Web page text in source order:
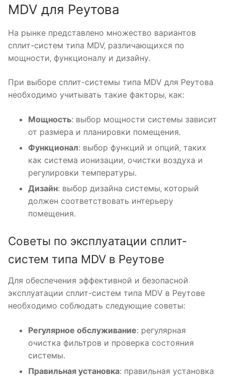
MDV для Реутова
На рынке представлено множество вариантов
сплит-систем типа MDV‚ различающихся по
мощности‚ функционалу и дизайну.
При выборе сплит-системы типа MDV для Реутова
необходимо учитывать такие факторы‚ как:
Мощность: выбор мощности системы зависит
от размера и планировки помещения.
Функционал: выбор функций и опций‚ таких
как система ионизации‚ очистки воздуха и
регулировки температуры.
Дизайн: выбор дизайна системы‚ который
должен соответствовать интерьеру
помещения.
Советы по эксплуатации сплит-
систем типа MDV в Реутове
Для обеспечения эффективной и безопасной
эксплуатации сплит-систем типа MDV в Реутове
необходимо соблюдать следующие советы:
Регулярное обслуживание: регулярная
очистка фильтров и проверка состояния
системы.
Правильная установка: правильная установка